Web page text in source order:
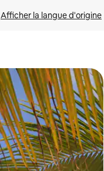
Afficher la langue d'origine